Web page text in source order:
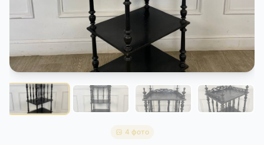
ДОСТАВКА И ОПЛАТА
4 фото